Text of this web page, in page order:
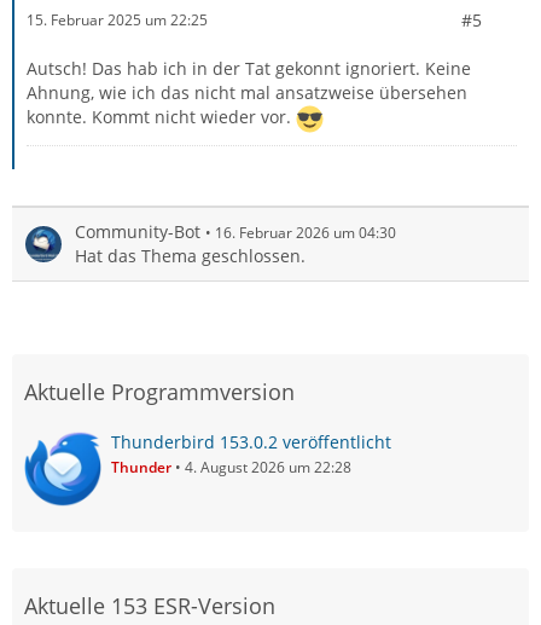
15. Februar 2025 um 22:25 #5
Autsch! Das hab ich in der Tat gekonnt ignoriert. Keine
Ahnung, wie ich das nicht mal ansatzweise übersehen
konnte. Kommt nicht wieder vor.
Community-Bot 16. Februar 2026 um 04:30
Hat das Thema geschlossen.
Aktuelle Programmversion
Thunderbird 153.0.2 veröffentlicht
Thunder 4. August 2026 um 22:28
Aktuelle 153 ESR-Version